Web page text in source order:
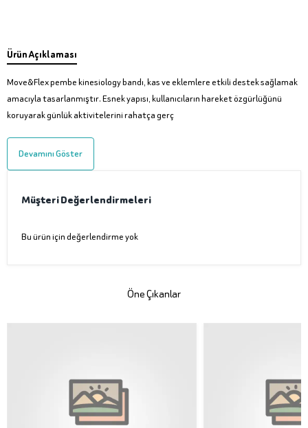
Ürün Açıklaması
Move&Flex pembe kinesiology bandı, kas ve eklemlere etkili destek sağlamak
amacıyla tasarlanmıştır. Esnek yapısı, kullanıcıların hareket özgürlüğünü
koruyarak günlük aktivitelerini rahatça gerç
Devamını Göster
Müşteri Değerlendirmeleri
Bu ürün için değerlendirme yok
Öne Çıkanlar